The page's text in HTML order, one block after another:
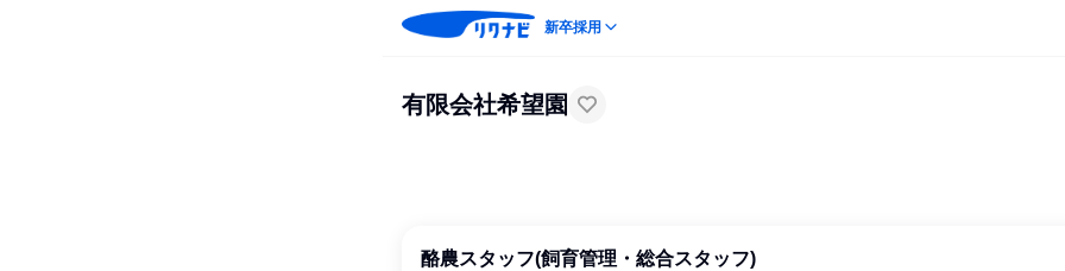
新卒採用
有限会社希望園
酪農スタッフ(飼育管理・総合スタッフ)